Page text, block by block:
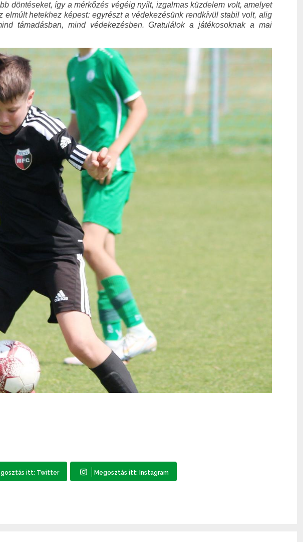
döntéseket, így a mérkőzés végéig nyílt, izgalmas küzdelem volt, amelyet
hetekhez képest: egyrészt a védekezésünk rendkívül stabil volt, alig
támadásban, mind védekezésben. Gratulálok a játékosoknak a mai